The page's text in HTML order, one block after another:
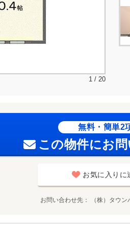
1 / 20
無料・簡単2
この物件にお
お気に入りに
お問い合わせ先 （株）タウ